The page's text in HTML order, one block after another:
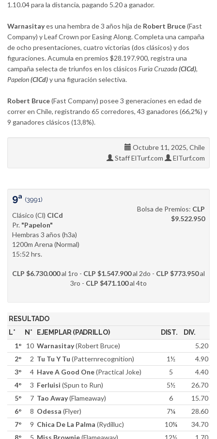
1.10.04 para la distancia, pagando 5.20 a ganador.
Warnasitayes una hembra de 3 años hija de Robert Bruce(Fast
Company) y Leaf Crown por Easing Along. Completa una campaña
de ocho presentaciones, cuatro victorias (dos clásicos) y dos
figuraciones. Acumula en premios $28.197.900, registra una
campaña selecta de triunfos en los clásicos Furia Cruzada(ClCd),
Papelon(ClCd)y una figuración selectiva.
Robert Bruce(Fast Company) posee 3 generaciones en edad de
correr en Chile, registrando 65 corredores, 43 ganadores (66,2%) y
9 ganadores clásicos (13,8%).
Octubre 11, 2025, Chile
Staff ElTurf.com
ElTurf.com
9ª (3991)
Clásico (Cl) ClCd
Pr. "Papelon"
Hembras 3 años (h3a)
1200m Arena (Normal)
15:52 hrs.
Bolsa de Premios: CLP
$9.522.950
CLP $6.730.000al 1ro - CLP $1.547.900al 2do - CLP $773.950al
3ro - CLP $471.100al 4to
RESULTADO
L°
N° EJEMPLAR (PADRILLO) DIST. DIV.
1° 10 Warnasitay(Robert Bruce)
5.20
2°
2 Tu Tu Y Tu (Patternrecognition) 1½
4.90
3°
4 Have A Good One(Practical Joke) 5
4.40
4°
3 Ferluisi (Spun to Run) 5½
26.70
5°
7 Tao Away(Flameaway) 6
15.70
6°
8 Odessa (Flyer) 7¼
28.60
7°
9 Chica De La Palma (Rydilluc) 10¾
34.70